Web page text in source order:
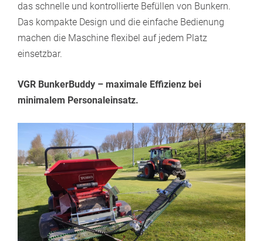
das schnelle und kontrollierte Befüllen von Bunkern.
Das kompakte Design und die einfache Bedienung
machen die Maschine flexibel auf jedem Platz
einsetzbar.
VGR BunkerBuddy – maximale Effizienz bei
minimalem Personaleinsatz.